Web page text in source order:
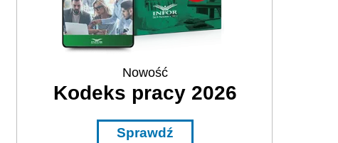
Nowość
Kodeks pracy 2026
Sprawdź